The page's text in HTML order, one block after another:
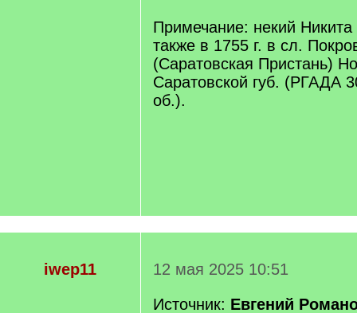
Примечание: некий
также в 1755 г. в сл.
(Саратовская Пристань)
Саратовской губ. (РГАДА
об.).
iwep11
12 мая 2025 10:51
Источник: Евгений